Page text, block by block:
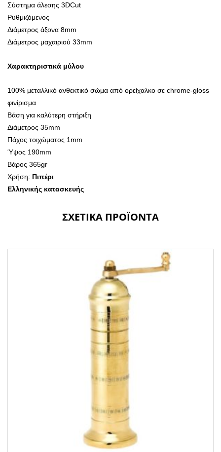
Σύστημα άλεσης 3DCut
Ρυθμιζόμενος
Διάμετρος άξονα 8mm
Διάμετρος μαχαιριού 33mm
Χαρακτηριστικά μύλου
100% μεταλλικό ανθεκτικό σώμα από ορείχαλκο σε chrome-gloss
φινίρισμα
Βάση για καλύτερη στήριξη
Διάμετρος 35mm
Πάχος τοιχώματος 1mm
Ύψος 190mm
Βάρος 365gr
Χρήση: Πιπέρι
Ελληνικής κατασκευής
ΣΧΕΤΙΚΆ ΠΡΟΪΌΝΤΑ